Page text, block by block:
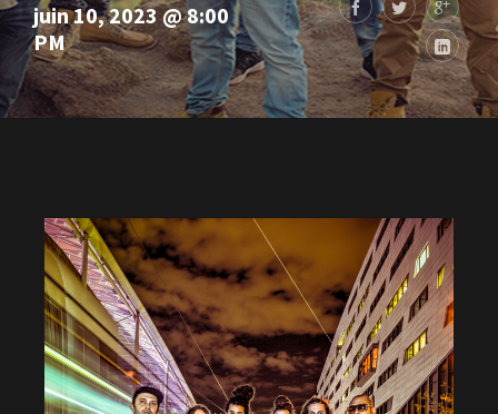
juin 10, 2023 @ 8:00
PM